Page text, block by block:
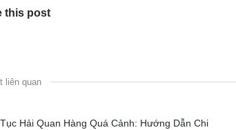
this post
liên quan
Hải Quan Hàng Quá Cảnh: Hướng Dẫn Chi